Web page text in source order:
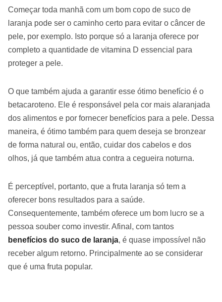
Começar toda manhã com um bom copo de suco de
laranja pode ser o caminho certo para evitar o câncer de
pele, por exemplo. Isto porque só a laranja oferece por
completo a quantidade de vitamina D essencial para
proteger a pele.
O que também ajuda a garantir esse ótimo benefício é o
betacaroteno. Ele é responsável pela cor mais alaranjada
dos alimentos e por fornecer benefícios para a pele. Dessa
maneira, é ótimo também para quem deseja se bronzear
de forma natural ou, então, cuidar dos cabelos e dos
olhos, já que também atua contra a cegueira noturna.
É perceptível, portanto, que a fruta laranja só tem a
oferecer bons resultados para a saúde.
Consequentemente, também oferece um bom lucro se a
pessoa souber como investir. Afinal, com tantos
benefícios do suco de laranja, é quase impossível não
receber algum retorno. Principalmente ao se considerar
que é uma fruta popular.